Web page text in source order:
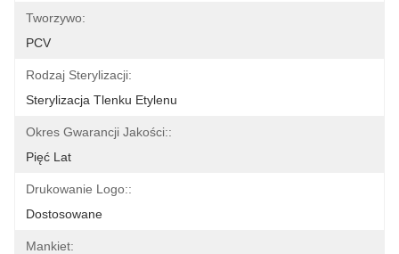
Tworzywo:
PCV
Rodzaj Sterylizacji:
Sterylizacja Tlenku Etylenu
Okres Gwarancji Jakości::
Pięć Lat
Drukowanie Logo::
Dostosowane
Mankiet: